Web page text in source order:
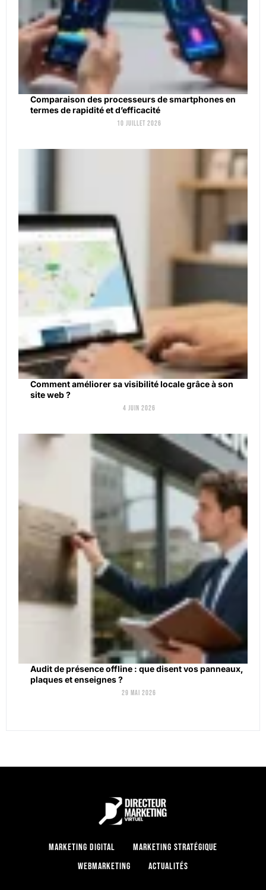
Comparaison des processeurs de smartphones en
termes de rapidité et d’efficacité
10 juillet 2026
Comment améliorer sa visibilité locale grâce à son
site web ?
4 juin 2026
Audit de présence offline : que disent vos panneaux,
plaques et enseignes ?
29 mai 2026
Marketing digital
Marketing stratégique
Webmarketing
Actualités